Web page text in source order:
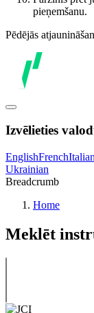
pieņemšanu.
Pēdējās
Izvēlieties
EnglishFrenchItalian
Ukrainian
Breadcrumb
Home
Meklēt